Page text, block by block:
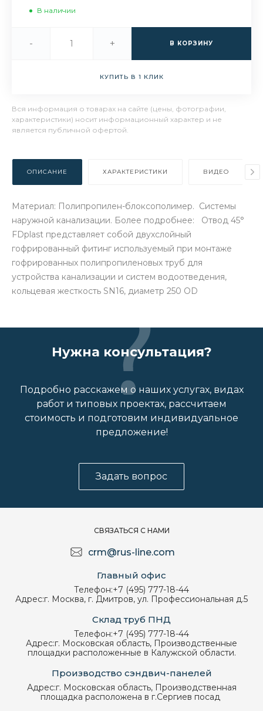
В наличии
- + В КОРЗИНУ
КУПИТЬ В 1 КЛИК
Вся информация о товарах на сайте (цены, фотографии,
характеристики) носит информационный характер и не
является публичной офертой.
ОПИСАНИЕ ХАРАКТЕРИСТИКИ ВИДЕО
Материал: Полипропилен-блоксополимер. Системы
наружной канализации. Более подробнее: Отвод 45°
FDplast представляет собой двухслойный
гофрированный фитинг используемый при монтаже
гофрированных полипропиленовых труб для
устройства канализации и систем водоотведения,
кольцевая жесткость SN16, диаметр 250 OD
Нужна консультация?
Подробно расскажем о наших услугах, видах
работ и типовых проектах, рассчитаем
стоимость и подготовим индивидуальное
предложение!
Задать вопрос
СВЯЗАТЬСЯ С НАМИ
crm@rus-line.com
Главный офис
Телефон:+7 (495) 777-18-44
Адрес:г. Москва, г. Дмитров, ул. Профессиональная д.5
Склад труб ПНД
Телефон:+7 (495) 777-18-44
Адрес:г. Московская область, Производственные
площадки расположенные в Калужской области.
Производство сэндвич-панелей
Адрес:г. Московская область, Производственная
площадка расположена в г.Сергиев посад